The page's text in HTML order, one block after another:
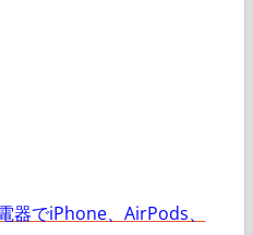
でiPhone、AirPods、